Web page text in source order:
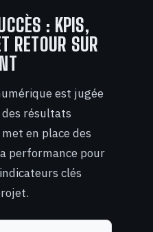
: KPIS,
RETOUR SUR
est jugée
résultats
met en place des
performance pour
clés